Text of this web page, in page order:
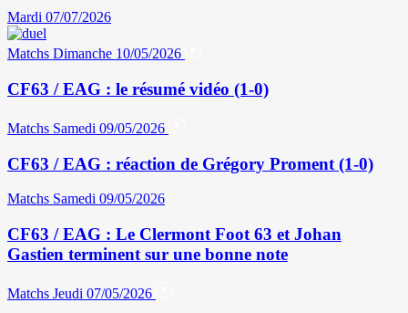
Mardi 07/07/2026
Matchs Dimanche 10/05/2026
CF63 / EAG : le résumé vidéo (1-0)
Matchs Samedi 09/05/2026
CF63 / EAG : réaction de Grégory Proment (1-0)
Matchs Samedi 09/05/2026
CF63 / EAG : Le Clermont Foot 63 et Johan
Gastien terminent sur une bonne note
Matchs Jeudi 07/05/2026